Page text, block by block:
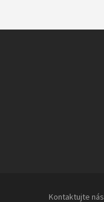
Kontaktujte nás